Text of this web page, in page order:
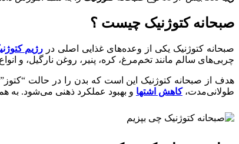
صبحانه کتوژنیک چیست ؟
صبحانه کتوژنیک یکی از وعده‌های غذایی اصلی در رژیم
چربی‌های سالم مانند تخم‌مرغ، کره، پنیر، روغن نارگیل، و
هدف از صبحانه کتوژنیک این است که بدن را در حالت “کتوز”
طولانی‌مدت،کاهش اشتها و بهبود عملکرد ذهنی می‌شود. به